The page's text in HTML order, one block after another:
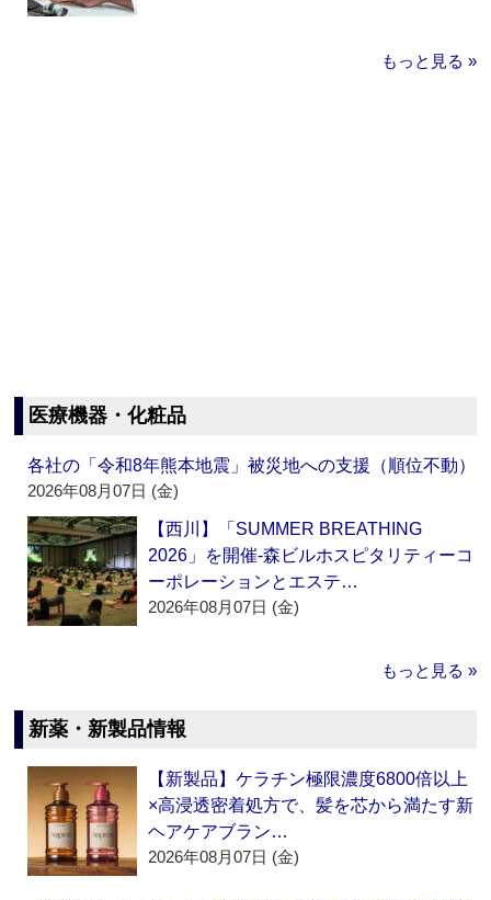
もっと見る »
医療機器・化粧品
各社の「令和8年熊本地震」被災地への支援（順位不動）
2026年08月07日 (金)
【西川】「SUMMER BREATHING
2026」を開催‐森ビルホスピタリティーコ
ーポレーションとエステ…
2026年08月07日 (金)
もっと見る »
新薬・新製品情報
【新製品】ケラチン極限濃度6800倍以上
×高浸透密着処方で、髪を芯から満たす新
ヘアケアブラン…
2026年08月07日 (金)